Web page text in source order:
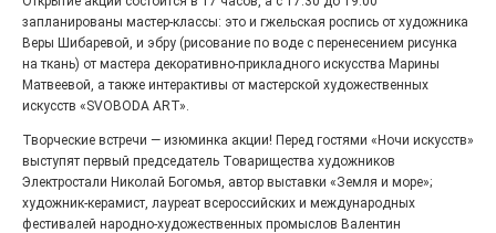
«Районы-кварталы»
путешествуют по городу
27.07.2026
запланированы мастер-классы: это и гжельская роспись от художника
Веры Шибаревой, и эбру (рисование по воде с перенесением рисунка
на ткань) от мастера декоративно-прикладного искусства Марины
Матвеевой, а также интерактивы от мастерской художественных
искусств «SVOBODA ART».
Творческие встречи — изюминка акции! Перед гостями «Ночи искусств»
выступят первый председатель Товарищества художников
Электростали Николай Богомья, автор выставки «Земля и море»;
художник-керамист, лауреат всероссийских и международных
фестивалей народно-художественных промыслов Валентин